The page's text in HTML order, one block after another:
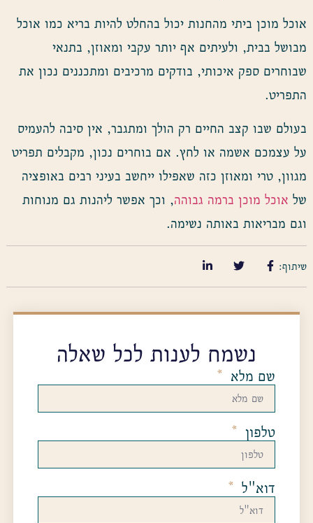
אוכל מוכן ביתי מהחנות יכול בהחלט להיות בריא כמו אוכל
מבושל בבית, ולעיתים אף יותר עקבי ומאוזן, בתנאי
שבוחרים ספק איכותי, בודקים מרכיבים ומתכננים נכון את
התפריט.
בעולם שבו קצב החיים רק הולך ומתגבר, אין סיבה להעמיס
על עצמכם אשמה או לחץ. אם בוחרים נכון, מקבלים תפריט
מגוון, טרי ומאוזן כזה שאפילו ייחשב בעיני רבים באופציה
של אוכל מוכן ברמה גבוהה, וכך אפשר ליהנות גם מנוחות
וגם מבריאות באותה נשימה.
שיתוף:
נשמח לענות לכל שאלה
שם מלא
טלפון
דוא"ל